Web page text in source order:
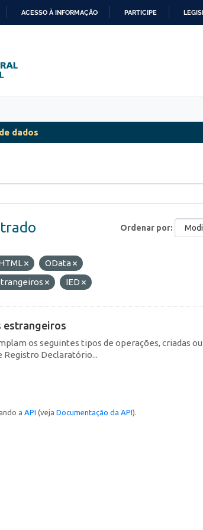
ACESSO À INFORMAÇÃO PARTICIPE
dados
Ordenar por
OData
IED
estrangeiros
os seguintes tipos de operações, criadas
Registro Declaratório...
a API (veja Documentação da API).